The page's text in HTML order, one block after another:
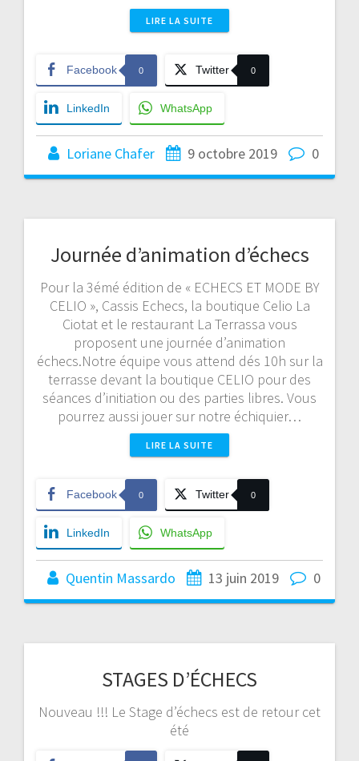
LIRE LA SUITE
Facebook 0 Twitter 0
LinkedIn WhatsApp
Loriane Chafer 9 octobre 2019 0
Journée d’animation d’échecs
Pour la 3émé édition de « ECHECS ET MODE BY
CELIO », Cassis Echecs, la boutique Celio La
Ciotat et le restaurant La Terrassa vous
proposent une journée d’animation
échecs.Notre équipe vous attend dés 10h sur la
terrasse devant la boutique CELIO pour des
séances d’initiation ou des parties libres. Vous
pourrez aussi jouer sur notre échiquier…
LIRE LA SUITE
Facebook 0 Twitter 0
LinkedIn WhatsApp
Quentin Massardo 13 juin 2019 0
STAGES D’ÉCHECS
Nouveau !!! Le Stage d’échecs est de retour cet
été